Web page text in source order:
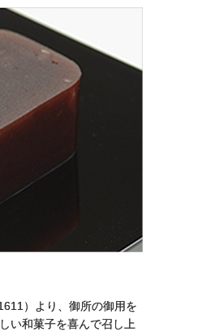
）より、御所の御用を
い和菓子を喜んで召し上